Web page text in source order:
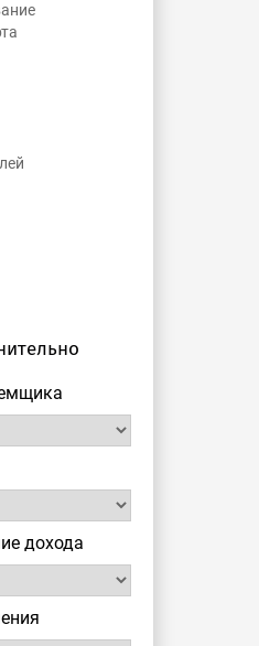
дохода